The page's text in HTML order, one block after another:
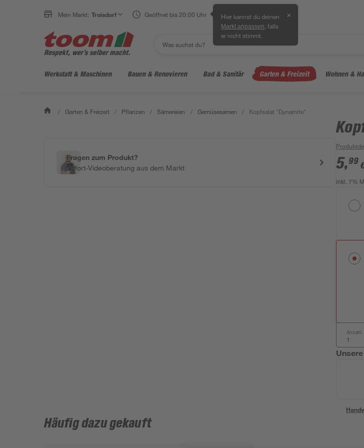
Mein Markt: Troisdorf Geöffnet bis 20:00 Uhr Hier kannst du deinen
Markt anpassen , falls
er nicht stimmt.
✕
Werkstatt & Maschinen Bauen & Renovieren Bad & Sanitär Garten & Freizeit Wohnen &
/ Garten & Freizeit / Pflanzen / Sämereien / Gemüsesamen / Kopfsalat "Dynamite"
Fragen zum Produkt?
Sofort-Videoberatung aus dem Markt
5,99
inkl. 7%
Anzahl:
Häufig dazu gekauft